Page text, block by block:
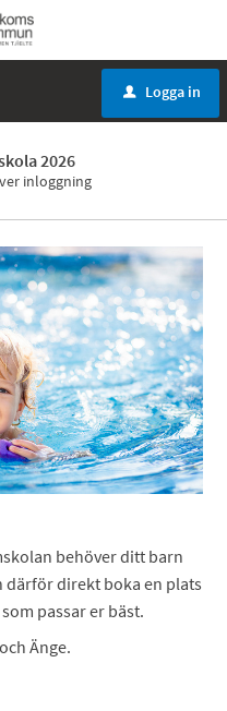
u Logga in
2026
inloggning
behöver ditt barn
därför direkt boka en plats
passar er bäst.
Änge.